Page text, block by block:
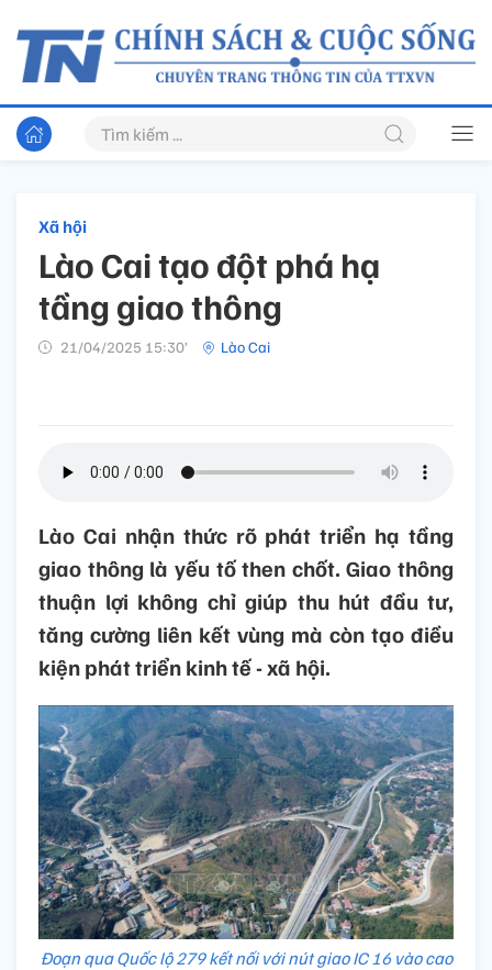
Xã hội
Lào Cai tạo đột phá hạ
tầng giao thông
21/04/2025 15:30’ Lào Cai
Lào Cai nhận thức rõ phát triển hạ tầng
giao thông là yếu tố then chốt. Giao thông
thuận lợi không chỉ giúp thu hút đầu tư,
tăng cường liên kết vùng mà còn tạo điều
kiện phát triển kinh tế - xã hội.
Đoạn qua Quốc lộ 279 kết nối với nút giao IC 16 vào cao